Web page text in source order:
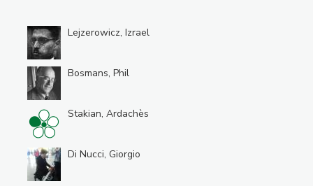
Lejzerowicz, Izrael
Bosmans, Phil
Stakian, Ardachès
Di Nucci, Giorgio